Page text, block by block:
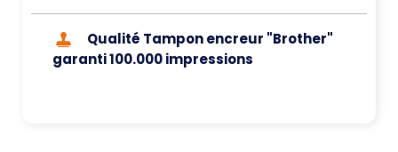
Qualité Tampon encreur "Brother"
garanti 100.000 impressions